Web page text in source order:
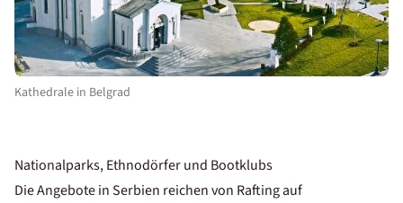
Kathedrale in Belgrad
Nationalparks, Ethnodörfer und Bootklubs
Die Angebote in Serbien reichen von Rafting auf